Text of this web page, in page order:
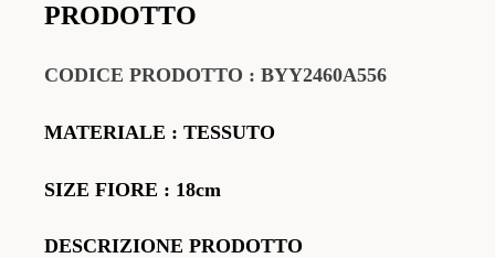
PRODOTTO
CODICE PRODOTTO : BYY2460A556
MATERIALE : TESSUTO
SIZE FIORE : 18cm
DESCRIZIONE PRODOTTO